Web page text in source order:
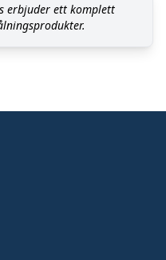
erbjuder ett komplett